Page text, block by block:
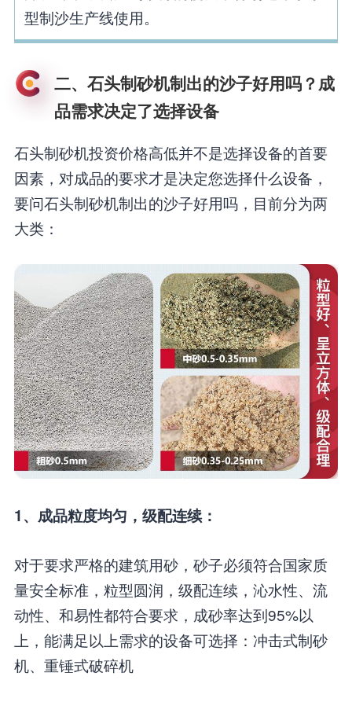
型制沙生产线使用。
二、石头制砂机制出的沙子好用吗？成
品需求决定了选择设备
石头制砂机投资价格高低并不是选择设备的首要
因素，对成品的要求才是决定您选择什么设备，
要问石头制砂机制出的沙子好用吗，目前分为两
大类：
1、成品粒度均匀，级配连续：
对于要求严格的建筑用砂，砂子必须符合国家质
量安全标准，粒型圆润，级配连续，沁水性、流
动性、和易性都符合要求，成砂率达到95%以
上，能满足以上需求的设备可选择：冲击式制砂
机、重锤式破碎机